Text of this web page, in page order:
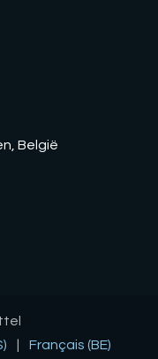
België
Français (BE)